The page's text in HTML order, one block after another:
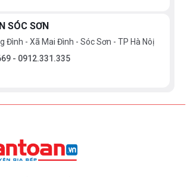
vật dụng (chẳng hạn đồ dùng bằng
vẫn còn ẩm ướt. Và bạn phải lau khô
Đây là hạt khoáng chất tự nhiên với
ẩm trong quá trình rửa và thải ra dưới
SÓC SƠN
Đình - Xã Mai Đình - Sóc Sơn - TP Hà Nôị
- 0912.331.335